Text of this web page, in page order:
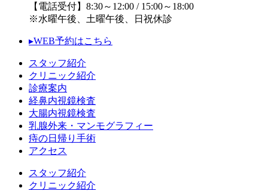
【電話受付】8:30～12:00 / 15:00～18:00
※水曜午後、土曜午後、日祝休診
▸WEB予約はこちら
スタッフ紹介
クリニック紹介
診療案内
経鼻内視鏡検査
大腸内視鏡検査
乳腺外来・マンモグラフィー
痔の日帰り手術
アクセス
スタッフ紹介
クリニック紹介